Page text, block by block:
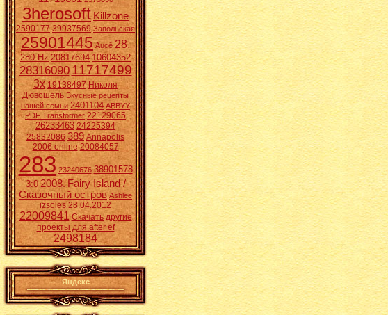
3herosoft Killzone
2590177 39937569 Запольская
25901445 Aucē 28.
280 Hz 20817694 10604352
2831609011717499
3x 19138497 Николя
Дювошель Вкусные рецепты
нашей семьи 2401104 ABBYY
PDF Transformer 22129065
26233463 24225394
25832086 389 Annapolis
2006 online 20084057
283 23240676 38901578
3:0 2008. Fairy Island /
Сказочный остров Ashlee
izsoles 28.04.2012
22009841 Скачать другие
проекты для after ef
2498184
Яндекс